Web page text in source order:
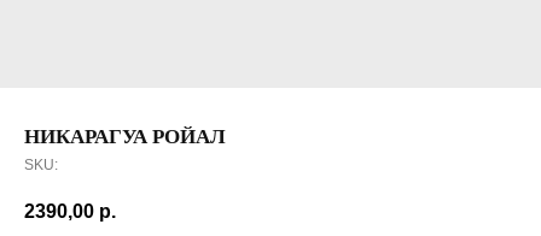
НИКАРАГУА РОЙАЛ
SKU:
2390,00 р.